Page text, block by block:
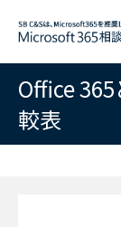
Office 365
較表